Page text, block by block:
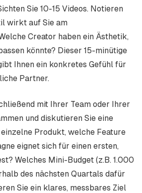
Sie 10-15 Videos. Notieren
wirkt auf Sie am
Creator haben ein Ästhetik,
könnte? Dieser 15-minütige
Ihnen ein konkretes Gefühl für
Partner.
mit Ihrer Team oder Ihrer
und diskutieren Sie eine
Produkt, welche Feature
eignet sich für einen ersten,
Welches Mini-Budget (z.B. 1.000
des nächsten Quartals dafür
Sie ein klares, messbares Ziel